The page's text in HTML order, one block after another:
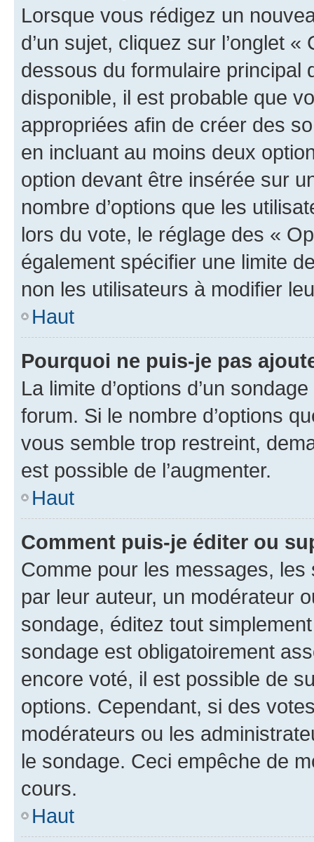
Lorsque vous rédigez un
d’un sujet, cliquez sur l’onglet
dessous du formulaire principal
disponible, il est probable que
appropriées afin de créer des
en incluant au moins deux
option devant être insérée sur
nombre d’options que les
lors du vote, le réglage des «
également spécifier une limite
non les utilisateurs à modifier
Haut
Pourquoi ne puis-je pas
La limite d’options d’un
forum. Si le nombre d’options
vous semble trop restreint,
est possible de l’augmenter.
Haut
Comment puis-je éditer ou
Comme pour les messages,
par leur auteur, un modérateur
sondage, éditez tout
sondage est obligatoirement
encore voté, il est possible de
options. Cependant, si des
modérateurs ou les
le sondage. Ceci empêche de
cours.
Haut